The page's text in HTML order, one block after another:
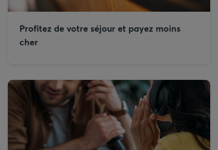
Profitez de votre séjour et payez moins
cher